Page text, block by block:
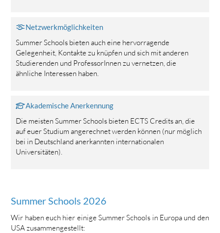
Netzwerkmöglichkeiten
Summer Schools bieten auch eine hervorragende
Gelegenheit, Kontakte zu knüpfen und sich mit anderen
Studierenden und ProfessorInnen zu vernetzen, die
ähnliche Interessen haben.
Akademische Anerkennung
Die meisten Summer Schools bieten ECTS Credits an, die
auf euer Studium angerechnet werden können (nur möglich
bei in Deutschland anerkannten internationalen
Universitäten).
Summer Schools 2026
Wir haben euch hier einige Summer Schools in Europa und den
USA zusammengestellt: